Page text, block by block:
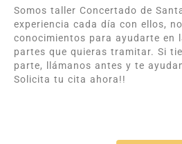
Somos taller Concertado de
experiencia cada día con ellos,
conocimientos para ayudarte en
partes que quieras tramitar. Si
parte, llámanos antes y te
Solicita tu cita ahora!!